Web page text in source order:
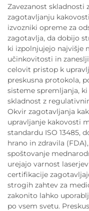
Zavezanost
zagotavljanju
izvozniki opreme za
zagotavlja, da dobijo
ki izpolnjujejo najvišje
učinkovitosti in
celovit pristop k
preskusna protokola,
sisteme spremljanja,
skladnost z
Okvir zagotavljanja
upravljanje kakovosti
standardu ISO 13485,
hrano in zdravila
spoštovanje
urejajo varnost
certifikacije
strogih zahtev za
zakonito lahko
po vsem svetu.